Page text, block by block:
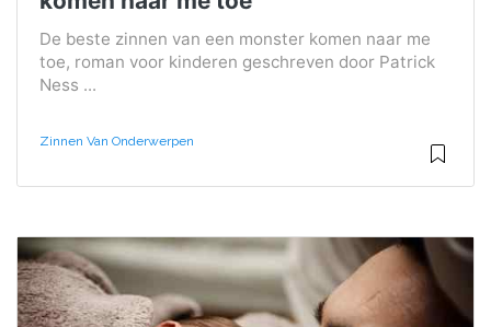
De beste zinnen van een monster komen naar me
toe, roman voor kinderen geschreven door Patrick
Ness ...
Zinnen Van Onderwerpen